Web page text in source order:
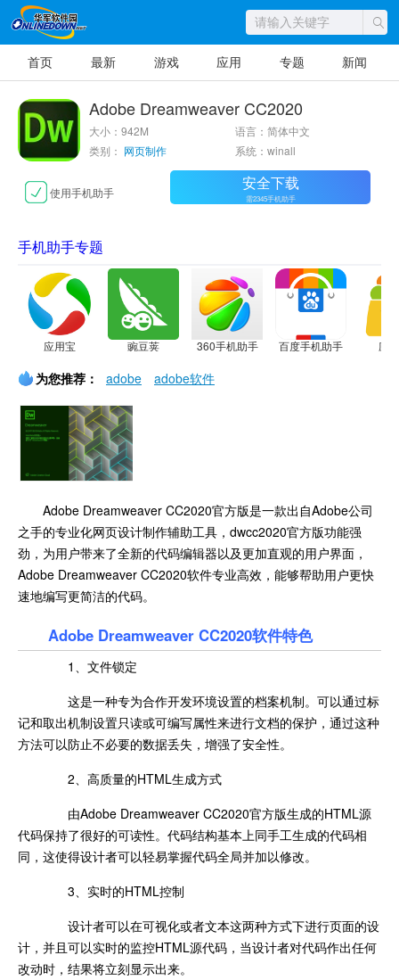
首页 最新 游戏 应用 专题 新闻
Adobe Dreamweaver CC2020
大小：942M
语言：简体中文
类别： 网页制作 系统：winall
使用手机助手 安全下载
需2345手机助手
手机助手专题
应用宝 豌豆荚 360手机助手 百度手机助手 应
为您推荐： adobe adobe软件
Adobe Dreamweaver CC2020官方版是一款出自Adobe公司
之手的专业化网页设计制作辅助工具，dwcc2020官方版功能强
劲，为用户带来了全新的代码编辑器以及更加直观的用户界面，
Adobe Dreamweaver CC2020软件专业高效，能够帮助用户更快
速地编写更简洁的代码。
Adobe Dreamweaver CC2020软件特色
1、文件锁定
这是一种专为合作开发环境设置的档案机制。可以通过标
记和取出机制设置只读或可编写属性来进行文档的保护，通过这种
方法可以防止不必要的数据丢失，增强了安全性。
2、高质量的HTML生成方式
由Adobe Dreamweaver CC2020官方版生成的HTML源
代码保持了很好的可读性。代码结构基本上同手工生成的代码相
同，这使得设计者可以轻易掌握代码全局并加以修改。
3、实时的HTML控制
设计者可以在可视化或者文本这两种方式下进行页面的设
计，并且可以实时的监控HTML源代码，当设计者对代码作出任何
改动时，结果将立刻显示出来。